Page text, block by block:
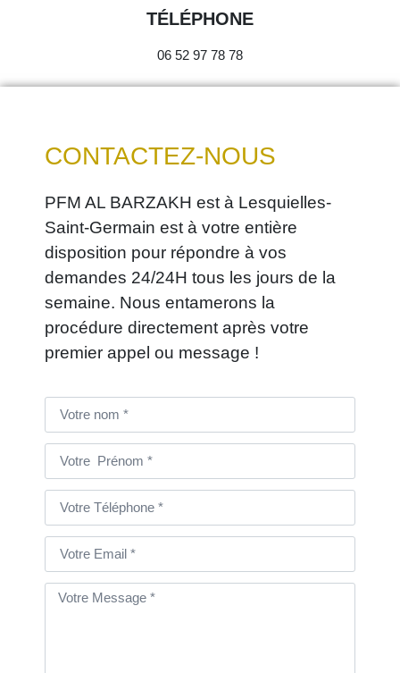
TÉLÉPHONE
06 52 97 78 78
CONTACTEZ-NOUS
PFM AL BARZAKH est à Lesquielles-
Saint-Germain est à votre entière
disposition pour répondre à vos
demandes 24/24H tous les jours de la
semaine. Nous entamerons la
procédure directement après votre
premier appel ou message !